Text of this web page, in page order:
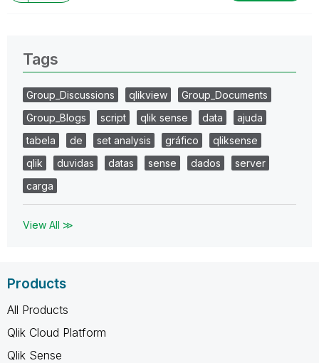
Tags
Group_Discussions qlikview
Group_Documents
Group_Blogs
script qlik sense data
ajuda
tabela
de set analysis gráfico
qliksense
qlik
duvidas datas sense dados
server
carga
View All ≫
Products
All Products
Qlik Cloud Platform
Qlik Sense